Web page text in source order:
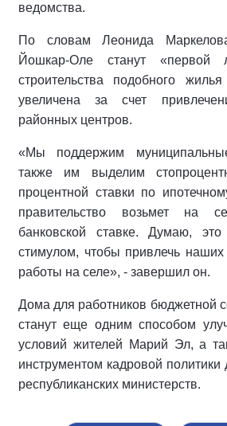
ведомства.
По словам Леонида
Йошкар-Оле станут «первой
строительства подобного
увеличена за счет
районных центров.
«Мы поддержим
также им выделим
процентной ставки по
правительство возьмет на
банковской ставке. Думаю,
стимулом, чтобы привлечь наших
работы на селе», - завершил он.
Дома для работников бюджетной
станут еще одним способом
условий жителей Марий Эл, а
инструментом кадровой политики
республиканских министерств.